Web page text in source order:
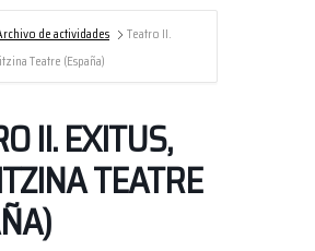
España/AECID
de actividades
Teatro II.
Teatre (España)
II. EXITUS,
TEATRE